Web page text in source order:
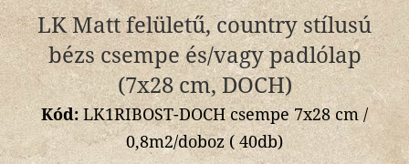
LK Matt felületű, country stílusú
bézs csempe és/vagy padlólap
(7x28 cm, DOCH)
Kód: LK1RIBOST-DOCH csempe 7x28 cm /
0,8m2/doboz ( 40db)